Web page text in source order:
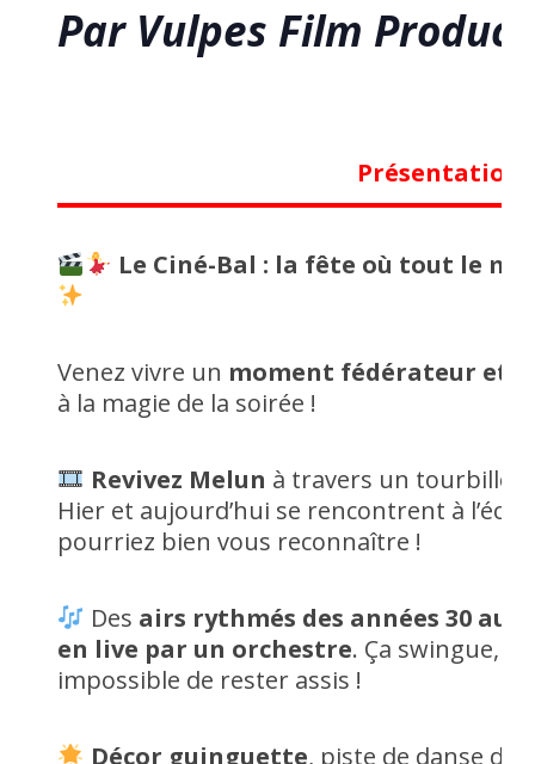
Par Vulpes Film
Présentation
Le Ciné-Bal : la fête où tout le
Venez vivre un moment fédérateur et
à la magie de la soirée !
Revivez Melun à travers un tourbillon
Hier et aujourd’hui se rencontrent à
pourriez bien vous reconnaître !
Des airs rythmés des années 30 aux
en live par un orchestre. Ça swingue,
impossible de rester assis !
Décor guinguette, piste de danse